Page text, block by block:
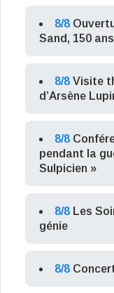
8/8
Sand, 150
8/8 Visite
d’Arsène
8/8
pendant la
Sulpicien »
8/8 Les
génie
8/8